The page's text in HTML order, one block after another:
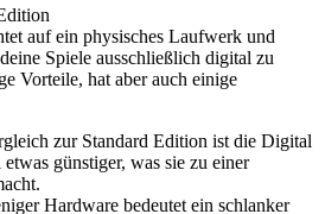
auf ein physisches Laufwerk und
Spiele ausschließlich digital zu
Vorteile, hat aber auch einige
zur Standard Edition ist die Digital
günstiger, was sie zu einer
Hardware bedeutet ein schlanker